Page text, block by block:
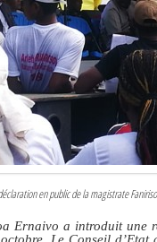
en public de la magistrate
Ernaivo a introduit une
Le Conseil